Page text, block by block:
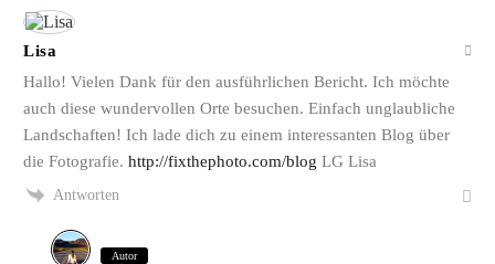
Lisa
Hallo! Vielen Dank für den ausführlichen Bericht. Ich möchte
auch diese wundervollen Orte besuchen. Einfach unglaubliche
Landschaften! Ich lade dich zu einem interessanten Blog über
die Fotografie. http://fixthephoto.com/blog LG Lisa
Antworten
Autor